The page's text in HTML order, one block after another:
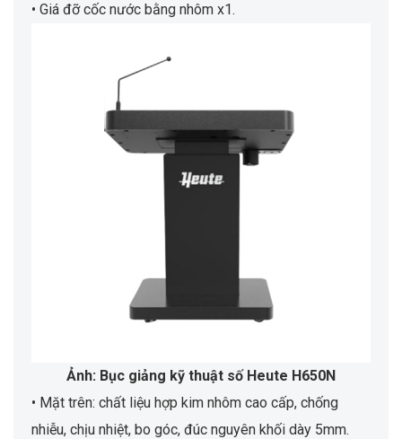
• Giá đỡ cốc nước bằng nhôm x1.
Ảnh: Bục giảng kỹ thuật số Heute H650N
• Mặt trên: chất liệu hợp kim nhôm cao cấp, chống
nhiễu, chịu nhiệt, bo góc, đúc nguyên khối dày 5mm.